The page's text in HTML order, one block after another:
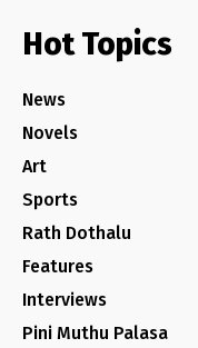
Hot Topics
News
Novels
Art
Sports
Rath Dothalu
Features
Interviews
Pini Muthu Palasa